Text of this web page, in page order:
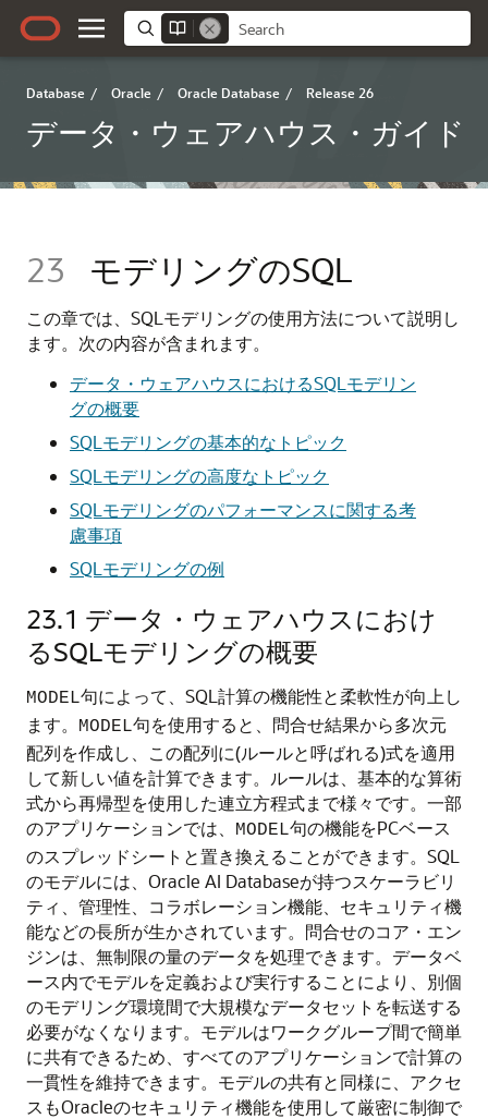
Database / Oracle / Oracle Database / Release 26
データ・ウェアハウス・ガイド
23 モデリングのSQL
この章では、SQLモデリングの使用方法について説明し
ます。次の内容が含まれます。
データ・ウェアハウスにおけるSQLモデリン
グの概要
SQLモデリングの基本的なトピック
SQLモデリングの高度なトピック
SQLモデリングのパフォーマンスに関する考
慮事項
SQLモデリングの例
23.1 データ・ウェアハウスにおけ
るSQLモデリングの概要
MODEL句によって、SQL計算の機能性と柔軟性が向上し
ます。
MODEL句を使用すると、問合せ結果から多次元
配列を作成し、この配列に(ルールと呼ばれる)式を適用
して新しい値を計算できます。ルールは、基本的な算術
式から再帰型を使用した連立方程式まで様々です。一部
のアプリケーションでは、
MODEL句の機能をPCベース
のスプレッドシートと置き換えることができます。SQL
のモデルには、 Oracle AI Databaseが持つスケーラビリ
ティ、管理性、コラボレーション機能、セキュリティ機
能などの長所が生かされています。問合せのコア・エン
ジンは、無制限の量のデータを処理できます。データベ
ース内でモデルを定義および実行することにより、別個
のモデリング環境間で大規模なデータセットを転送する
必要がなくなります。モデルはワークグループ間で簡単
に共有できるため、すべてのアプリケーションで計算の
一貫性を維持できます。モデルの共有と同様に、アクセ
スもOracleのセキュリティ機能を使用して厳密に制御で